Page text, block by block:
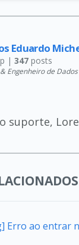
Eduardo
| 347posts
Engenheiro de Dados
suporte,
Erro ao entrar